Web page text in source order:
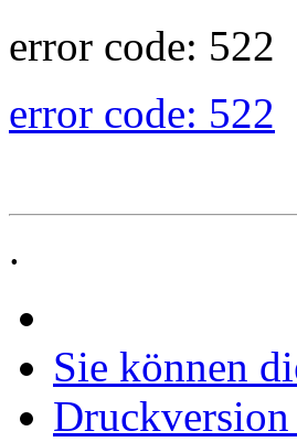
error code: 522
error code: 522
.
Sie können
Druckversion